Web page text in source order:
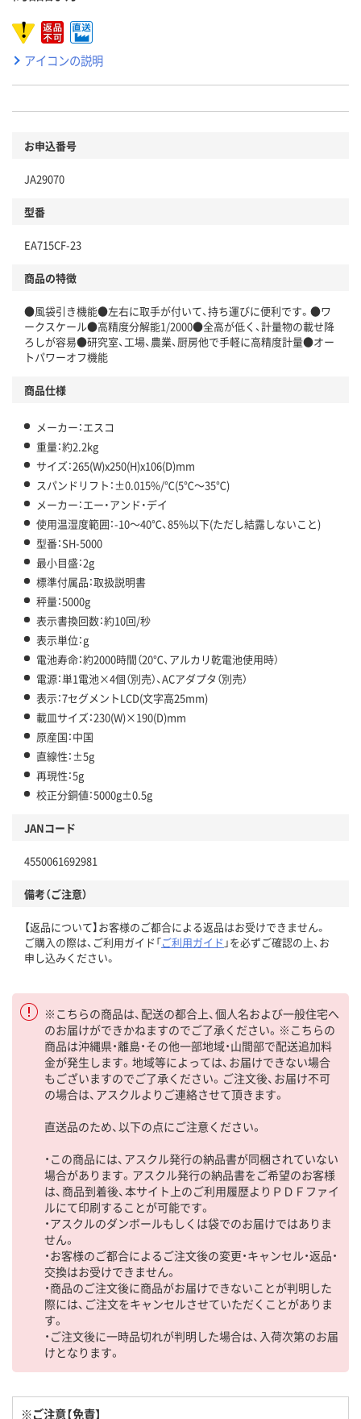
アイコンの説明
お申込番号
JA29070
型番
EA715CF-23
商品の特徴
●風袋引き機能●左右に取手が付いて、持ち運びに便利です。●ワ
ークスケール●高精度分解能1/2000●全高が低く、計量物の載せ降
ろしが容易●研究室、工場、農業、厨房他で手軽に高精度計量●オー
トパワーオフ機能
商品仕様
メーカー：エスコ
重量：約2.2kg
サイズ：265(W)x250(H)x106(D)mm
スパンドリフト：±0.015%/℃(5℃～35℃)
メーカー：エー・アンド・デイ
使用温湿度範囲：-10～40℃、85%以下(ただし結露しないこと)
型番：SH-5000
最小目盛：2g
標準付属品：取扱説明書
秤量：5000g
表示書換回数：約10回/秒
表示単位：g
電池寿命：約2000時間（20℃、アルカリ乾電池使用時）
電源：単1電池×4個（別売）、ACアダプタ（別売）
表示：7セグメントLCD(文字高25mm)
載皿サイズ：230(W)×190(D)mm
原産国：中国
直線性：±5g
再現性：5g
校正分銅値：5000g±0.5g
JANコード
4550061692981
備考（ご注意）
【返品について】お客様のご都合による返品はお受けできません。
ご購入の際は、ご利用ガイド「ご利用ガイド 」を必ずご確認の上、お
申し込みください。
※こちらの商品は、配送の都合上、個人名および一般住宅へ
のお届けができかねますのでご了承ください。※こちらの
商品は沖縄県・離島・その他一部地域・山間部で配送追加料
金が発生します。地域等によっては、お届けできない場合
もございますのでご了承ください。ご注文後、お届け不可
の場合は、アスクルよりご連絡させて頂きます。
直送品のため、以下の点にご注意ください。
・この商品には、アスクル発行の納品書が同梱されていない
場合があります。アスクル発行の納品書をご希望のお客様
は、商品到着後、本サイト上のご利用履歴よりＰＤＦファイ
ルにて印刷することが可能です。
・アスクルのダンボールもしくは袋でのお届けではありま
せん。
・お客様のご都合によるご注文後の変更・キャンセル・返品・
交換はお受けできません。
・商品のご注文後に商品がお届けできないことが判明した
際には、ご注文をキャンセルさせていただくことがありま
す。
・ご注文後に一時品切れが判明した場合は、入荷次第のお届
けとなります。
※ご注意【免責】